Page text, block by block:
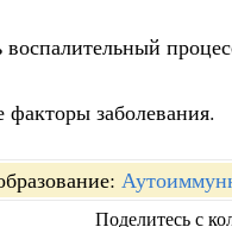
факторы заболевания.
Поделитесь с